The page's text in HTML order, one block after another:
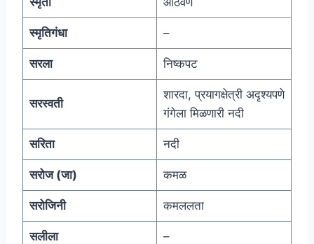
स्मृतिगंधा –
सरला निष्कपट
सरस्वती
शारदा, प्रयागक्षेत्री अदृश्यपणे
गंगेला मिळणारी नदी
सरिता नदी
सरोज (जा) कमळ
सरोजिनी कमललता
सलीला –